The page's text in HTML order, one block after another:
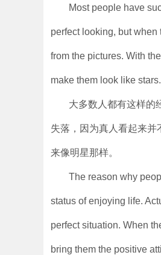
Most people have
perfect looking, but
from the pictures. With
make them look like stars.
大多数人都有这样的
失落，因为真人看起来
来像明星那样。
The reason why
status of enjoying life.
perfect situation. When
bring them the positive